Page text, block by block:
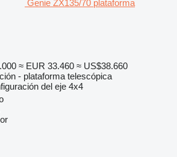
Genie ZX135/70 plataforma
≈ EUR 33.460 ≈ US$38.660
- plataforma telescópica
del eje 4x4